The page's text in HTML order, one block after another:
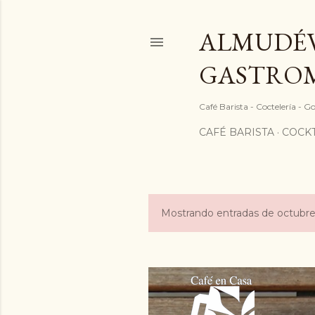
Café Barista - Coctelería -
CAFÉ BARISTA
E
t
r
Mostrando entradas de